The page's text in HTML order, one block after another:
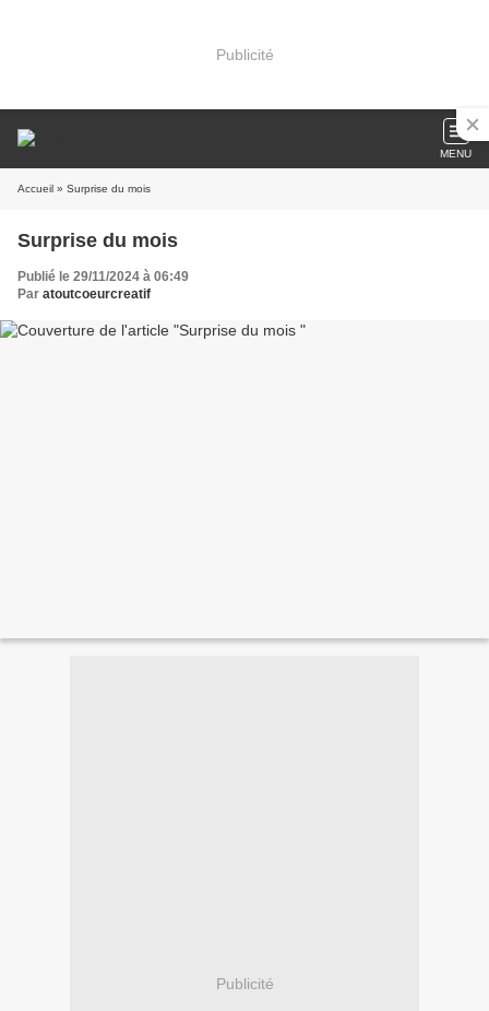
Publicité
MENU
Accueil » Surprise du mois
Surprise du mois
Publié le 29/11/2024 à 06:49
Par atoutcoeurcreatif
Publicité